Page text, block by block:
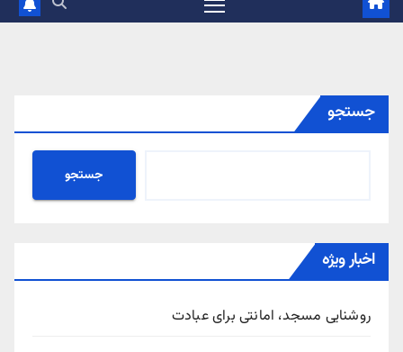
جستجو
جستجو
اخبار ویژه
روشنایی مسجد، امانتی برای عبادت